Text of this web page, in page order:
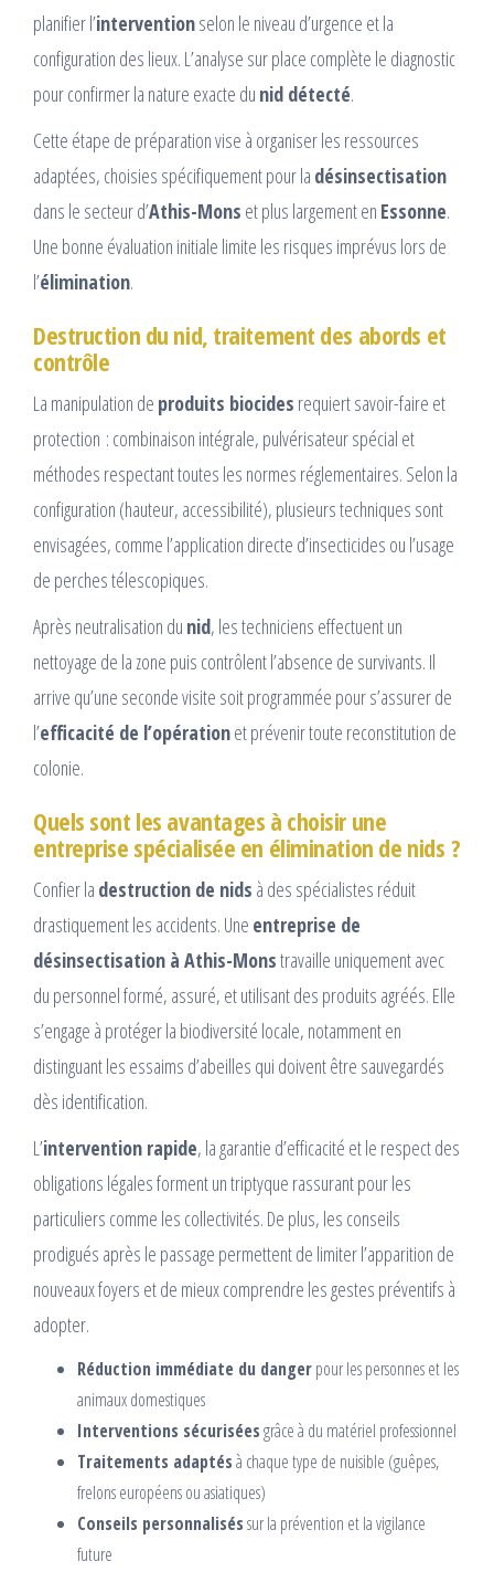
planifier l’interventionselon le niveau d’urgence et la
configuration des lieux. L’analyse sur place complète le diagnostic
pour confirmer la nature exacte du nid détecté.
Cette étape de préparation vise à organiser les ressources
adaptées, choisies spécifiquement pour la désinsectisation
dans le secteur d’Athis-Mons et plus largement en Essonne.
Une bonne évaluation initiale limite les risques imprévus lors de
l’élimination.
Destruction du nid, traitement des abords et
contrôle
La manipulation de produits biocides requiert savoir-faire et
protection : combinaison intégrale, pulvérisateur spécial et
méthodes respectant toutes les normes réglementaires. Selon la
configuration (hauteur, accessibilité), plusieurs techniques sont
envisagées, comme l’application directe d’insecticides ou l’usage
de perches télescopiques.
Après neutralisation du nid, les techniciens effectuent un
nettoyage de la zone puis contrôlent l’absence de survivants. Il
arrive qu’une seconde visite soit programmée pour s’assurer de
l’efficacité de l’opérationet prévenir toute reconstitution de
colonie.
Quels sont les avantages à choisir une
entreprise spécialisée en élimination de nids ?
Confier la destruction de nids à des spécialistes réduit
drastiquement les accidents. Une entreprise de
désinsectisation à Athis-Monstravaille uniquement avec
du personnel formé, assuré, et utilisant des produits agréés. Elle
s’engage à protéger la biodiversité locale, notamment en
distinguant les essaims d’abeilles qui doivent être sauvegardés
dès identification.
L’intervention rapide, la garantie d’efficacité et le respect des
obligations légales forment un triptyque rassurant pour les
particuliers comme les collectivités. De plus, les conseils
prodigués après le passage permettent de limiter l’apparition de
nouveaux foyers et de mieux comprendre les gestes préventifs à
adopter.
Réduction immédiate du dangerpour les personnes et les
animaux domestiques
Interventions sécuriséesgrâce à du matériel professionnel
Traitements adaptésà chaque type de nuisible (guêpes,
frelons européens ou asiatiques)
Conseils personnaliséssur la prévention et la vigilance
future